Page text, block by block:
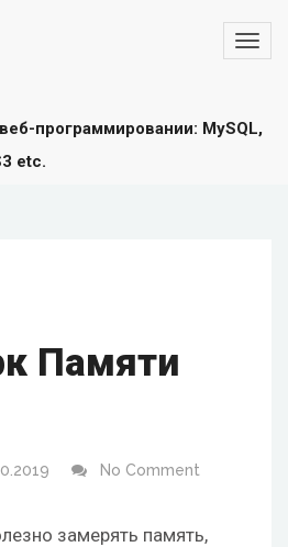
программировании: MySQL,
etc.
Памяти
No Comment
замерять память,